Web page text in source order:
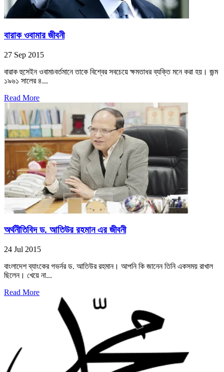
বারাক ওবামার জীবনী
27 Sep 2015
বারাক হুসেইন ওবামা৷বর্তমানে তাকে বিশ্বের সবচেয়ে ক্ষমতাধর ব্যক্তি মনে করা হয়। জন্ম
১৯৬১ সালের ৪...
Read More
অর্থনীতিবিদ ড. আতিউর রহমান এর জীবনী
24 Jul 2015
বাংলাদেশ ব্যাংকের গভর্নর ড. আতিউর রহমান। আপনি কি জানেন তিনি একসময় রাখাল
ছিলেন। খেয়ে না...
Read More